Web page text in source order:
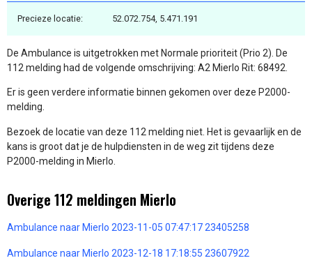
Precieze locatie: 52.072.754, 5.471.191
De Ambulance is uitgetrokken met Normale prioriteit (Prio 2). De
112 melding had de volgende omschrijving: A2 Mierlo Rit: 68492.
Er is geen verdere informatie binnen gekomen over deze P2000-
melding.
Bezoek de locatie van deze 112 melding niet. Het is gevaarlijk en de
kans is groot dat je de hulpdiensten in de weg zit tijdens deze
P2000-melding in Mierlo.
Overige 112 meldingen Mierlo
Ambulance naar Mierlo 2023-11-05 07:47:17 23405258
Ambulance naar Mierlo 2023-12-18 17:18:55 23607922